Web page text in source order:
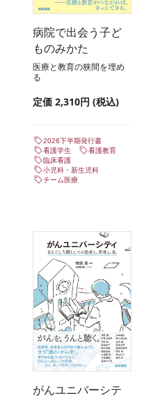
病院で出会う子ど
ものみかた
医療と教育の狭間を埋め
る
定価 2,310円 (税込)
2026下半期発行書
看護学生
看護教育
臨床看護
小児科・新生児科
チーム医療
がんユニバーシテ